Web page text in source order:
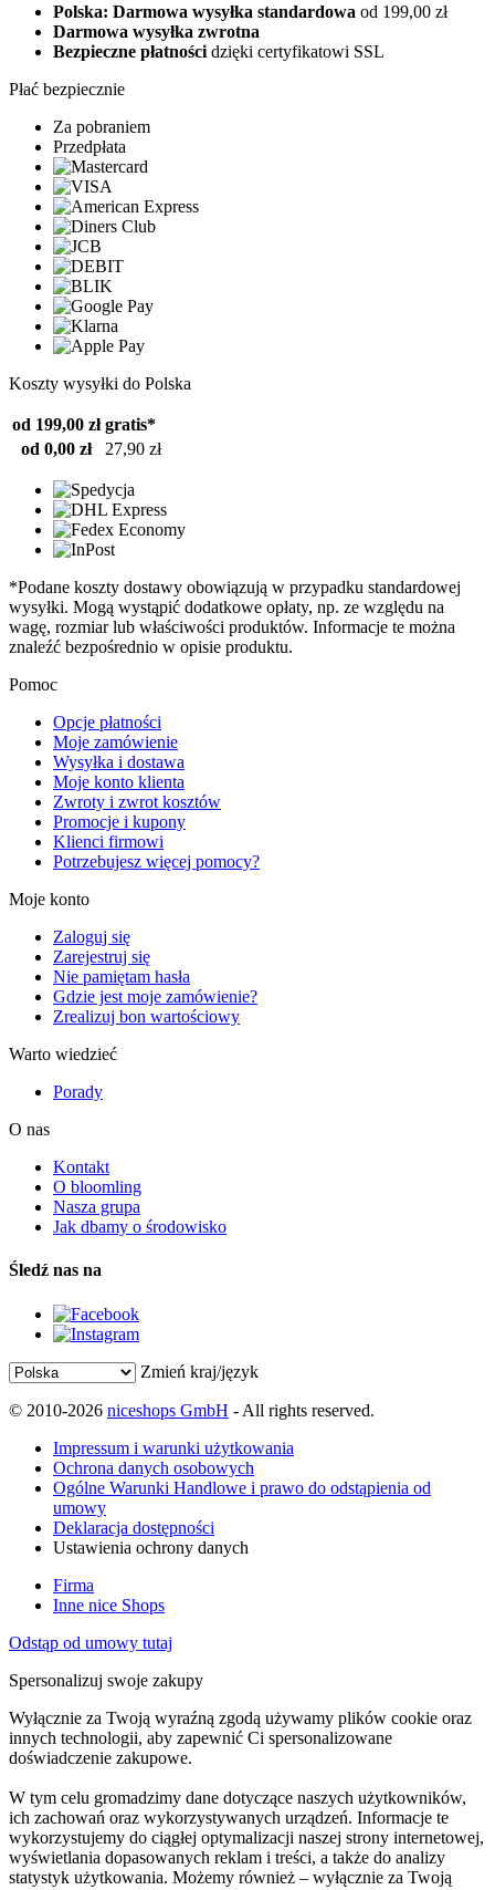
Polska: Darmowa wysyłka standardowa od 199,00 zł
Darmowa wysyłka zwrotna
Bezpieczne płatności dzięki certyfikatowi SSL
Płać bezpiecznie
Za pobraniem
Przedpłata
Koszty wysyłki do Polska
od 199,00 zł gratis*
od 0,00 zł
27,90 zł
*Podane koszty dostawy obowiązują w przypadku standardowej
wysyłki. Mogą wystąpić dodatkowe opłaty, np. ze względu na
wagę, rozmiar lub właściwości produktów. Informacje te można
znaleźć bezpośrednio w opisie produktu.
Pomoc
Opcje płatności
Moje zamówienie
Wysyłka i dostawa
Moje konto klienta
Zwroty i zwrot kosztów
Promocje i kupony
Klienci firmowi
Potrzebujesz więcej pomocy?
Moje konto
Zaloguj się
Zarejestruj się
Nie pamiętam hasła
Gdzie jest moje zamówienie?
Zrealizuj bon wartościowy
Warto wiedzieć
Porady
O nas
Kontakt
O bloomling
Nasza grupa
Jak dbamy o środowisko
Śledź nas na
Zmień kraj/język
© 2010-2026 niceshops GmbH - All rights reserved.
Impressum i warunki użytkowania
Ochrona danych osobowych
Ogólne Warunki Handlowe i prawo do odstąpienia od
umowy
Deklaracja dostępności
Ustawienia ochrony danych
Firma
Inne nice Shops
Odstąp od umowy tutaj
Spersonalizuj swoje zakupy
Wyłącznie za Twoją wyraźną zgodą używamy plików cookie oraz
innych technologii, aby zapewnić Ci spersonalizowane
doświadczenie zakupowe.
W tym celu gromadzimy dane dotyczące naszych użytkowników,
ich zachowań oraz wykorzystywanych urządzeń. Informacje te
wykorzystujemy do ciągłej optymalizacji naszej strony internetowej,
wyświetlania dopasowanych reklam i treści, a także do analizy
statystyk użytkowania. Możemy również – wyłącznie za Twoją